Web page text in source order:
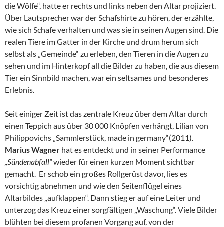
die Wölfe“, hatte er rechts und links neben den Altar projiziert.
Über Lautsprecher war der Schafshirte zu hören, der erzählte,
wie sich Schafe verhalten und was sie in seinen Augen sind. Die
realen Tiere im Gatter in der Kirche und drum herum sich
selbst als „Gemeinde“ zu erleben, den Tieren in die Augen zu
sehen und im Hinterkopf all die Bilder zu haben, die aus diesem
Tier ein Sinnbild machen, war ein seltsames und besonderes
Erlebnis.
Seit einiger Zeit ist das zentrale Kreuz über dem Altar durch
einen Teppich aus über 30 000 Knöpfen verhängt, Lilian von
Philippovichs „Sammlerstück, made in germany“(2011).
Marius Wagner hat es entdeckt und in seiner Performance
„Sündenabfall“wieder für einen kurzen Moment sichtbar
gemacht. Er schob ein großes Rollgerüst davor, lies es
vorsichtig abnehmen und wie den Seitenflügel eines
Altarbildes „aufklappen“. Dann stieg er auf eine Leiter und
unterzog das Kreuz einer sorgfältigen „Waschung“. Viele Bilder
blühten bei diesem profanen Vorgang auf, von der